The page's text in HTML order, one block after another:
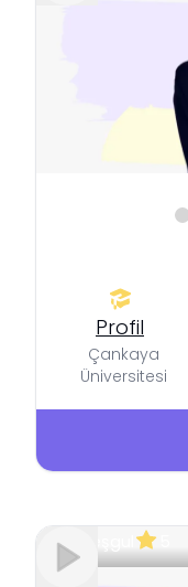
Profil
Çankaya
Üniversitesi